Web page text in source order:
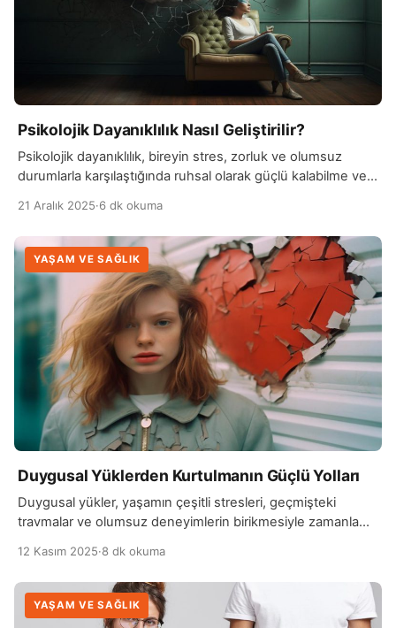
Psikolojik Dayanıklılık Nasıl Geliştirilir?
Psikolojik dayanıklılık, bireyin stres, zorluk ve olumsuz
durumlarla karşılaştığında ruhsal olarak güçlü kalabilme ve
yaşamın getirdiği çeşitli baskılara karşı direnç göstermeyi
ve olumsuz deneyimlerden hızlı bir şekilde toparlanmayı
mümkün kılar. Psikolojik dayanıklılık, kişinin hem iş hem de
özel yaşamında daha sağlıklı ve dengeli kararlar almasına
yardımcı olur. Psikolojik […]
21 Aralık 2025·6 dk okuma
YAŞAM VE SAĞLIK
Duygusal Yüklerden Kurtulmanın Güçlü Yolları
Duygusal yükler, yaşamın çeşitli stresleri, geçmişteki
travmalar ve olumsuz deneyimlerin birikmesiyle zamanla
tür yüklerden kurtulmanın ilk adımı, duygusal acıyı kabul
etmektir. Kendi duygusal durumlarını fark etmek, bu
yüklerin üzerinde düşünmek ve duyguları bastırmak yerine
onları anlamaya çalışmak önemlidir. Kendini ve hislerini
12 Kasım 2025·8 dk okuma
YAŞAM VE SAĞLIK